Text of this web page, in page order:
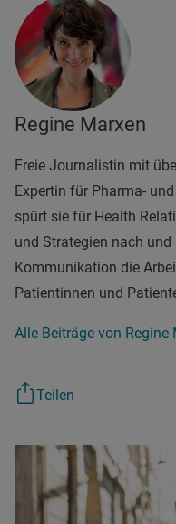
Regine Marxen
Freie Journalistin mit
Expertin für Pharma-
spürt sie für Health
und Strategien nach
Kommunikation die
Patientinnen und
Alle Beiträge von Regine
Teilen